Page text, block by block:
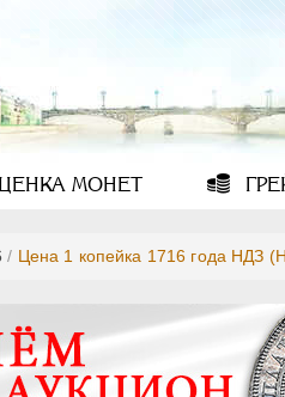
МОНЕТ
/ Цена 1 копейка 1716 года НДЗ